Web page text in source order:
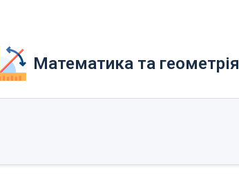
Математика та геометрія